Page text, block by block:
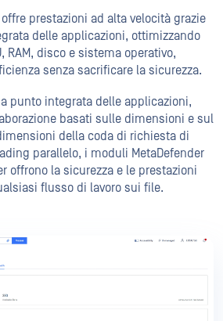
prestazioni ad alta velocità grazie
delle applicazioni, ottimizzando
RAM, disco e sistema operativo,
senza sacrificare la sicurezza.
punto integrata delle applicazioni,
basati sulle dimensioni e sul
della coda di richiesta di
parallelo, i moduli MetaDefender
offrono la sicurezza e le prestazioni
flusso di lavoro sui file.